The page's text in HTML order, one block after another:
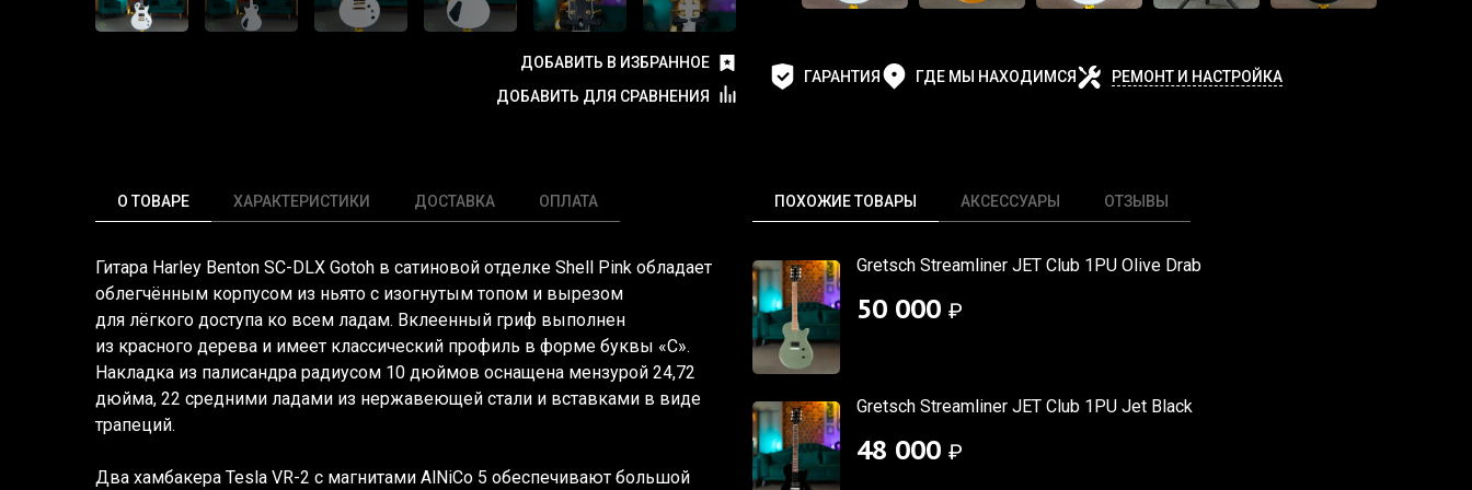
ДОБАВИТЬ В ИЗБРАННОЕ
ДОБАВИТЬ ДЛЯ СРАВНЕНИЯ
ГАРАНТИЯ ГДЕ МЫ НАХОДИМСЯ РЕМОНТ И НАСТРОЙКА
О ТОВАРЕ ХАРАКТЕРИСТИКИ ДОСТАВКА ОПЛАТА
Гитара Harley Benton SC-DLX Gotoh в сатиновой отделке Shell Pink обладает
облегчённым корпусом из ньято с изогнутым топом и вырезом
для лёгкого доступа ко всем ладам. Вклеенный гриф выполнен
из красного дерева и имеет классический профиль в форме буквы «С».
Накладка из палисандра радиусом 10 дюймов оснащена мензурой 24,72
дюйма, 22 средними ладами из нержавеющей стали и вставками в виде
трапеций.
Два хамбакера Tesla VR-2 с магнитами AlNiCo 5 обеспечивают большой
ПОХОЖИЕ ТОВАРЫ АКСЕССУАРЫ ОТЗЫВЫ
Gretsch Streamliner JET Club 1PU Olive Drab
50 000 ₽
Gretsch Streamliner JET Club 1PU Jet Black
48 000 ₽